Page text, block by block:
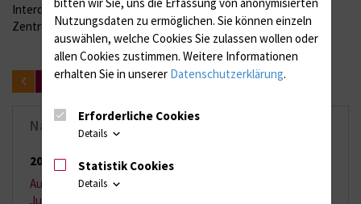
Interdisziplinäre Internistische Intensivmedizin der Klinik I am
Zentrum für Innere Medizin der Universitätsmedizin Rostock
zurück
Nachrichten-Archiv
2026(65 Einträge)
August 2026(2 Einträge)
Juli 2026
Nutzungsdaten zu ermöglichen. Sie können einzeln
auswählen, welche Cookies Sie zulassen wollen oder
allen Cookies zustimmen. Weitere Informationen
erhalten Sie in unserer Datenschutzerklärung.
Erforderliche Cookies
Details
Statistik Cookies
Details